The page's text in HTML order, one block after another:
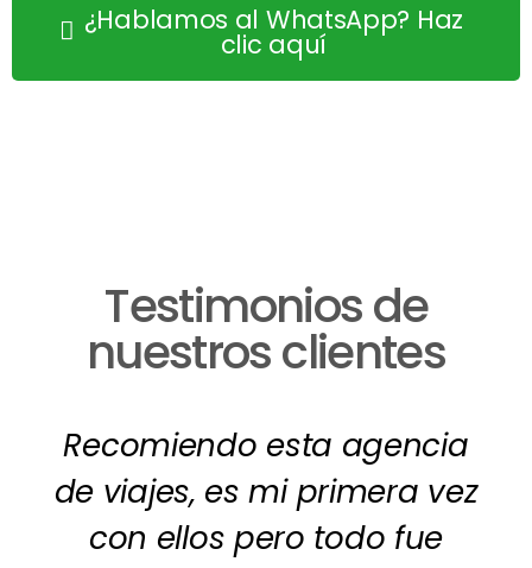
¿Hablamos al WhatsApp? Haz
clic aquí
Testimonios de
nuestros clientes
Recomiendo esta agencia
de viajes, es mi primera vez
con ellos pero todo fue